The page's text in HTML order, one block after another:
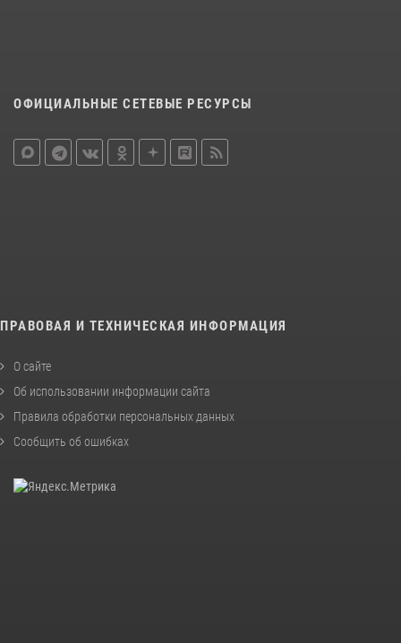
ОФИЦИАЛЬНЫЕ СЕТЕВЫЕ РЕСУРСЫ
ПРАВОВАЯ И ТЕХНИЧЕСКАЯ ИНФОРМАЦИЯ
О сайте
Об использовании информации сайта
Правила обработки персональных данных
Сообщить об ошибках